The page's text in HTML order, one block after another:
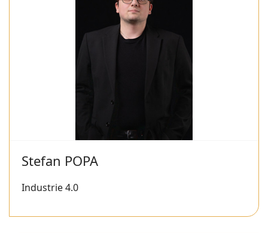
Stefan POPA
Industrie 4.0